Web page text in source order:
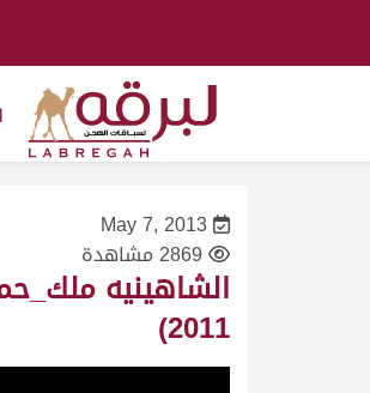
May 7, 2013
2869 مشاهدة
2011)